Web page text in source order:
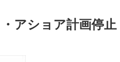
アショア計画停止